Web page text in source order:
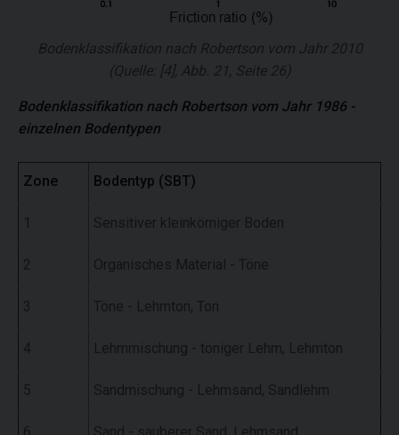
Bodenklassifikation nach Robertson vom Jahr 2010
(Quelle: [4], Abb. 21, Seite 26)
Bodenklassifikation nach Robertson vom Jahr 1986 -
einzelnen Bodentypen
Zone Bodentyp (SBT)
1 Sensitiver kleinkörniger Boden
2 Organisches Material - Töne
3 Töne - Lehmton, Ton
4 Lehmmischung - toniger Lehm, Lehmton
5 Sandmischung - Lehmsand, Sandlehm